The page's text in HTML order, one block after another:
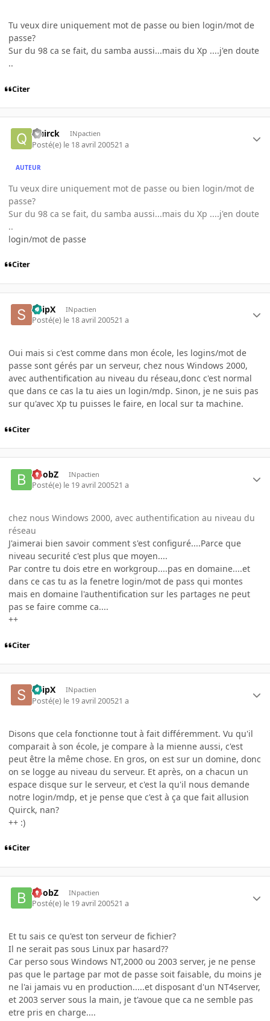
Tu veux dire uniquement mot de passe ou bien login/mot de
passe?
Sur du 98 ca se fait, du samba aussi...mais du Xp ....j'en doute
..
Citer
Quirck INpactien
Posté(e) le 18 avril 200521 a
AUTEUR
Tu veux dire uniquement mot de passe ou bien login/mot de
passe?
Sur du 98 ca se fait, du samba aussi...mais du Xp ....j'en doute
..
login/mot de passe
Citer
SnipX INpactien
Posté(e) le 18 avril 200521 a
Oui mais si c'est comme dans mon école, les logins/mot de
passe sont gérés par un serveur, chez nous Windows 2000,
avec authentification au niveau du réseau,donc c'est normal
que dans ce cas la tu aies un login/mdp. Sinon, je ne suis pas
sur qu'avec Xp tu puisses le faire, en local sur ta machine.
Citer
BoobZ INpactien
Posté(e) le 19 avril 200521 a
chez nous Windows 2000, avec authentification au niveau du
réseau
J'aimerai bien savoir comment s'est configuré....Parce que
niveau securité c'est plus que moyen....
Par contre tu dois etre en workgroup....pas en domaine....et
dans ce cas tu as la fenetre login/mot de pass qui montes
mais en domaine l'authentification sur les partages ne peut
pas se faire comme ca....
++
Citer
SnipX INpactien
Posté(e) le 19 avril 200521 a
Disons que cela fonctionne tout à fait différemment. Vu qu'il
comparait à son école, je compare à la mienne aussi, c'est
peut être la même chose. En gros, on est sur un domine, donc
on se logge au niveau du serveur. Et après, on a chacun un
espace disque sur le serveur, et c'est la qu'il nous demande
notre login/mdp, et je pense que c'est à ça que fait allusion
Quirck, nan?
++ :)
Citer
BoobZ INpactien
Posté(e) le 19 avril 200521 a
Et tu sais ce qu'est ton serveur de fichier?
Il ne serait pas sous Linux par hasard??
Car perso sous Windows NT,2000 ou 2003 server, je ne pense
pas que le partage par mot de passe soit faisable, du moins je
ne l'ai jamais vu en production.....et disposant d'un NT4server,
et 2003 server sous la main, je t'avoue que ca ne semble pas
etre pris en charge....